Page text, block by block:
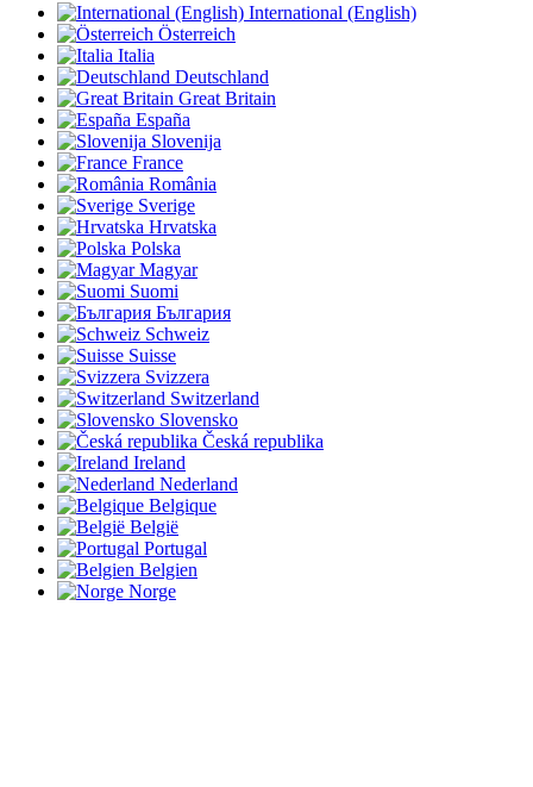
International (English)
Österreich
Italia
Deutschland
Great Britain
España
Slovenija
France
România
Sverige
Hrvatska
Polska
Magyar
Suomi
България
Schweiz
Suisse
Svizzera
Switzerland
Slovensko
Česká republika
Ireland
Nederland
Belgique
België
Portugal
Belgien
Norge